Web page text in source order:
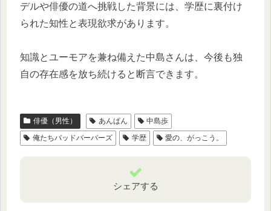
デルや俳優の道へ挑戦した背景には、学歴に裏付け
られた知性と表現欲求があります。
知識とユーモアを兼ね備えた中島さんは、今後も独
自の存在感を放ち続けると断言できます。
俳優（男性） あんぱん
中島歩
俺たちバッドバーバーズ
学歴 愛の、がっこう。
シェアする